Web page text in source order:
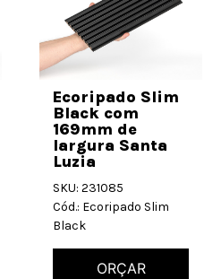
Ecoripado Slim
Black com
169mm de
largura Santa
Luzia
SKU: 231085
Cód.: Ecoripado Slim
Black
ORÇAR